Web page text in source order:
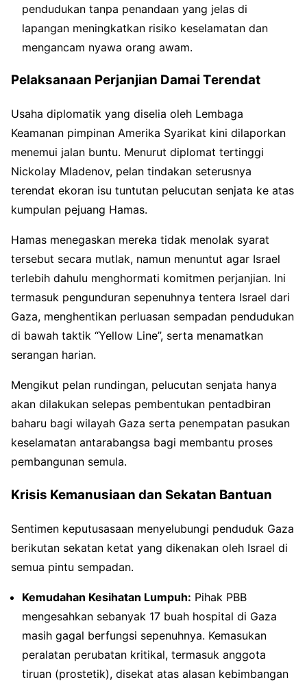
pendudukan tanpa penandaan yang jelas di
lapangan meningkatkan risiko keselamatan dan
mengancam nyawa orang awam.
Pelaksanaan Perjanjian Damai Terendat
Usaha diplomatik yang diselia oleh Lembaga
Keamanan pimpinan Amerika Syarikat kini dilaporkan
menemui jalan buntu. Menurut diplomat tertinggi
Nickolay Mladenov, pelan tindakan seterusnya
terendat ekoran isu tuntutan pelucutan senjata ke atas
kumpulan pejuang Hamas.
Hamas menegaskan mereka tidak menolak syarat
tersebut secara mutlak, namun menuntut agar Israel
terlebih dahulu menghormati komitmen perjanjian. Ini
termasuk pengunduran sepenuhnya tentera Israel dari
Gaza, menghentikan perluasan sempadan pendudukan
di bawah taktik “Yellow Line”, serta menamatkan
serangan harian.
Mengikut pelan rundingan, pelucutan senjata hanya
akan dilakukan selepas pembentukan pentadbiran
baharu bagi wilayah Gaza serta penempatan pasukan
keselamatan antarabangsa bagi membantu proses
pembangunan semula.
Krisis Kemanusiaan dan Sekatan Bantuan
Sentimen keputusasaan menyelubungi penduduk Gaza
berikutan sekatan ketat yang dikenakan oleh Israel di
semua pintu sempadan.
Kemudahan Kesihatan Lumpuh: Pihak PBB
mengesahkan sebanyak 17 buah hospital di Gaza
masih gagal berfungsi sepenuhnya. Kemasukan
peralatan perubatan kritikal, termasuk anggota
tiruan (prostetik), disekat atas alasan kebimbangan